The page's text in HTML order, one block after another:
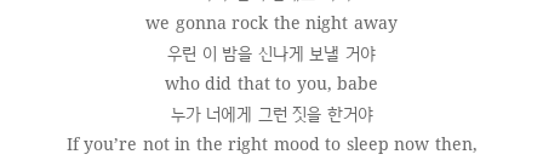
we gonna rock the night away
우린 이 밤을 신나게 보낼 거야
who did that to you, babe
누가 너에게 그런 짓을 한거야
If you’re not in the right mood to sleep now then,